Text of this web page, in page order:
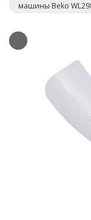
машины Beko
Previous